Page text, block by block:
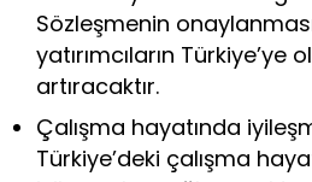
Sözleşmenin
yatırımcıların Türkiye’ye
artıracaktır.
Çalışma hayatında
Türkiye’deki çalışma